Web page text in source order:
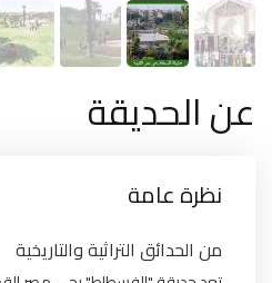
عن الحديقة
نظرة عامة
من الحدائق التراثية والتاريخية